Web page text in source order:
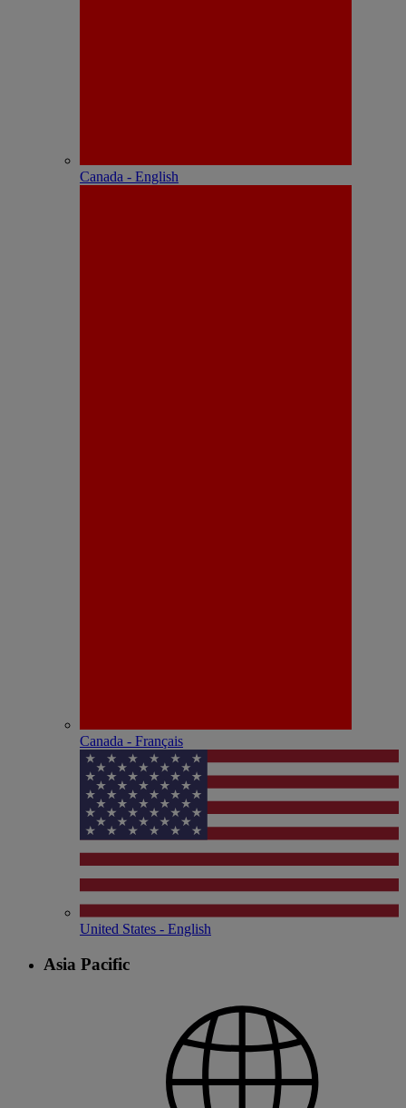
Canada - English
Canada - Français
United States - English
Asia Pacific